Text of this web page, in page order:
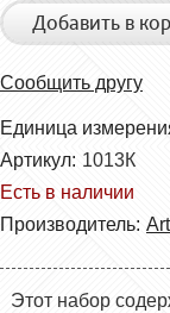
Добавить в
Сообщить другу
Единица
Артикул: 1013К
Есть в наличии
Производитель:
Этот набор с